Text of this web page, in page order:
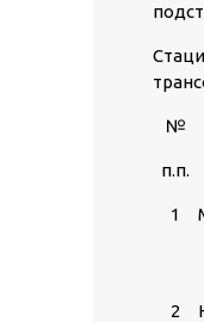
№
п.п.
1
2